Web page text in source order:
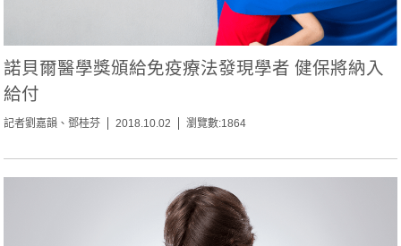
諾貝爾醫學獎頒給免疫療法發現學者 健保將納入
給付
記者劉嘉韻、鄧桂芬 2018.10.02 瀏覽數:1864